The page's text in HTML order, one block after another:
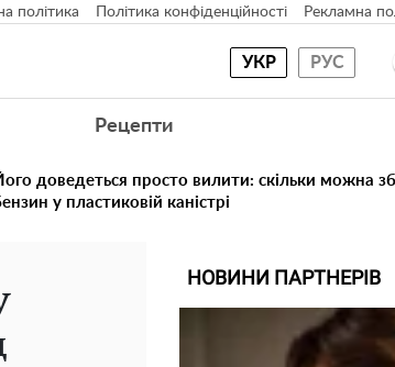
політика Політика конфіденційності Рекламна
УКР РУС
Рецепти
доведеться просто вилити: скільки можна
у пластиковій каністрі
НОВИНИ ПАРТНЕРІВ